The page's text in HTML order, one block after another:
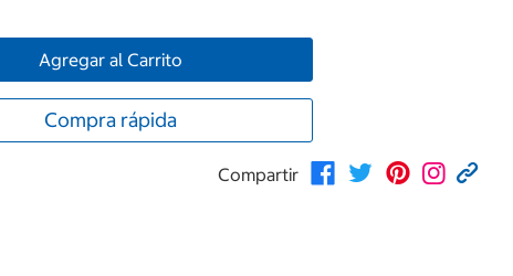
Agregar al Carrito
Compra rápida
Compartir